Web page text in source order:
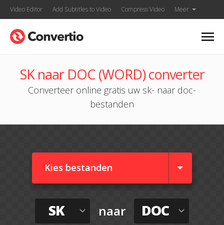
Video Editor Add Subtitles to Video Compress Video Meer
SK naar DOC (WORD) converter
Converteer online gratis uw sk- naar doc-
bestanden
Kies bestanden
SK naar DOC